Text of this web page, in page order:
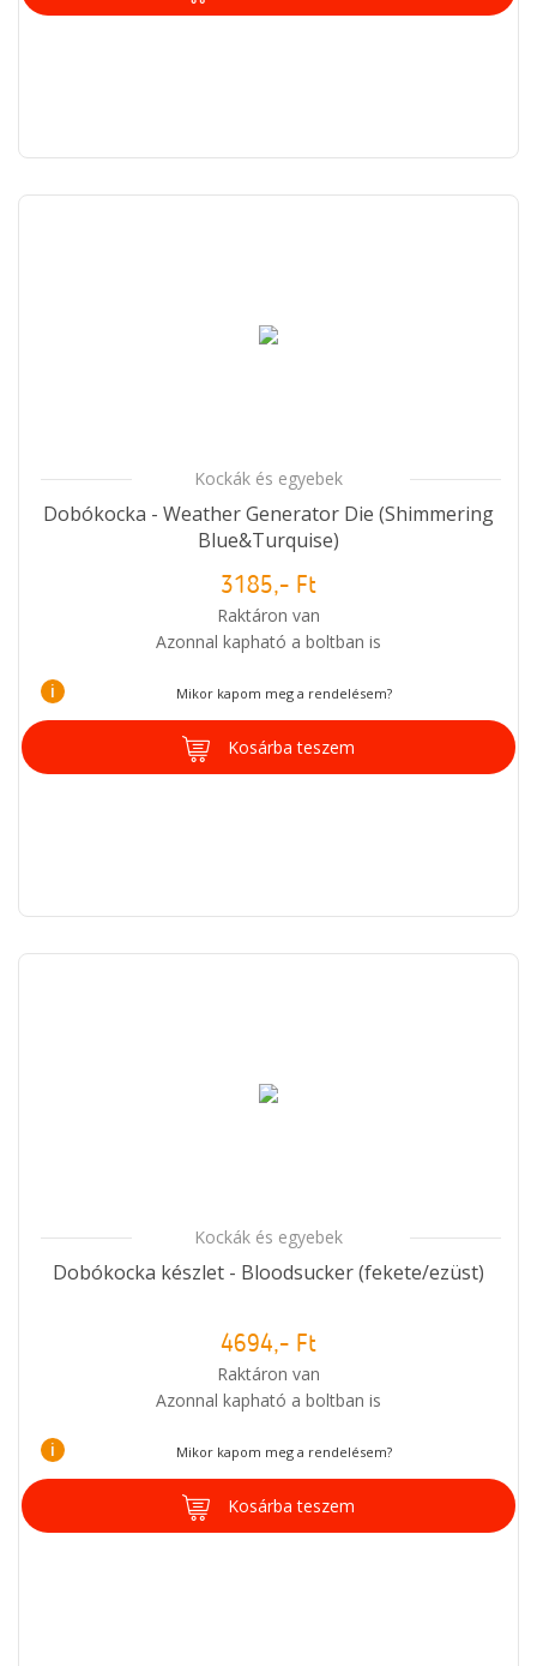
Kockák és egyebek
Dobókocka - Weather Generator Die (Shimmering
Blue&Turquise)
3185,- Ft
Raktáron van
Azonnal kapható a boltban is
i Mikor kapom meg a rendelésem?
Kosárba teszem
Kockák és egyebek
Dobókocka készlet - Bloodsucker (fekete/ezüst)
4694,- Ft
Raktáron van
Azonnal kapható a boltban is
i Mikor kapom meg a rendelésem?
Kosárba teszem